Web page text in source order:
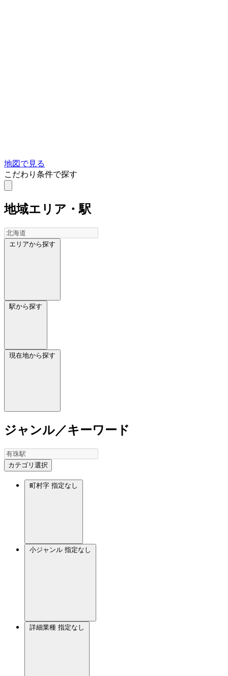
地図で見る
こだわり条件で探す
地域エリア・駅
エリアから探す
駅から探す
現在地から探す
ジャンル／キーワード
カテゴリ選択
町村字 指定なし
小ジャンル 指定なし
詳細業種 指定なし